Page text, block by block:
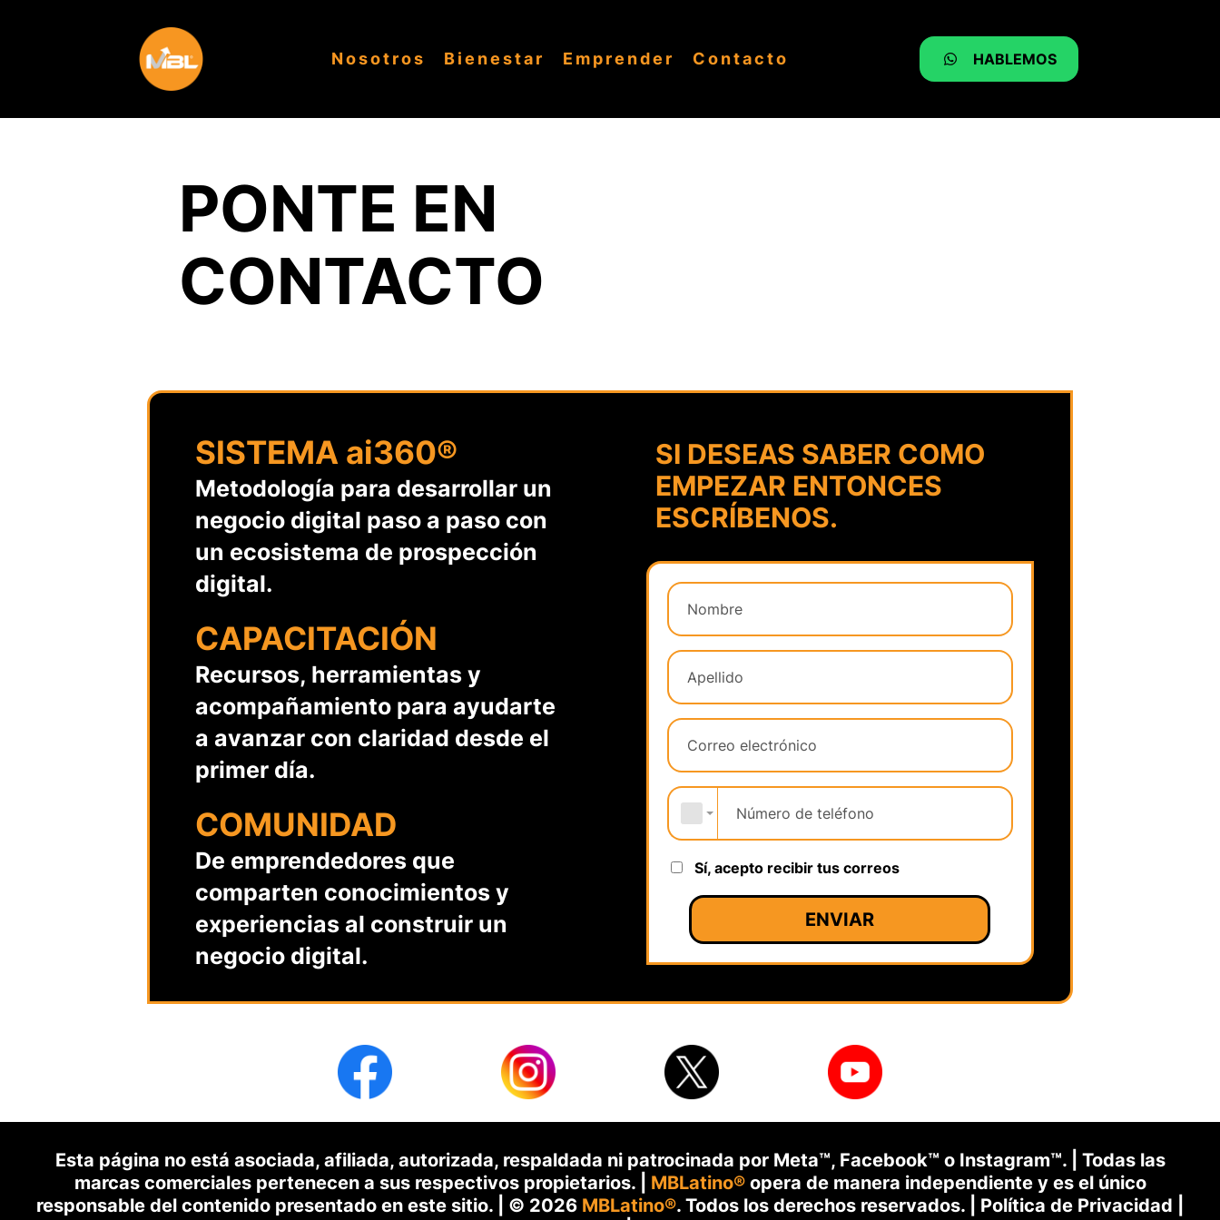
Nosotros Bienestar Emprender Contacto HABLEMOS
PONTE EN
CONTACTO
SISTEMA ai360®
Metodología para desarrollar un
negocio digital paso a paso con
un ecosistema de prospección
digital.
CAPACITACIÓN
Recursos, herramientas y
acompañamiento para ayudarte
a avanzar con claridad desde el
primer día.
COMUNIDAD
De emprendedores que
comparten conocimientos y
experiencias al construir un
negocio digital.
SI DESEAS SABER COMO
EMPEZAR ENTONCES
ESCRÍBENOS.
Sí, acepto recibir tus correos
ENVIAR
Esta página no está asociada, afiliada, autorizada, respaldada ni patrocinada por Meta™, Facebook™ o Instagram™. | Todas las
marcas comerciales pertenecen a sus respectivos propietarios. | MBLatino®opera de manera independiente y es el único
responsable del contenido presentado en este sitio. | © 2026 MBLatino®. Todos los derechos reservados. | Política de Privacidad